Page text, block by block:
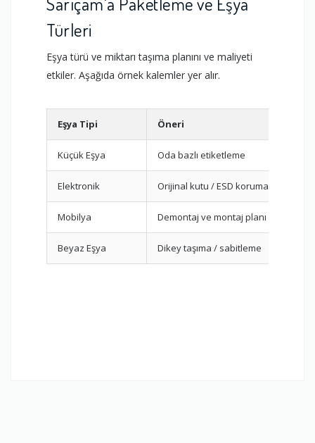
Türleri
Eşya türü ve miktarı taşıma planını ve maliyeti
etkiler. Aşağıda örnek kalemler yer alır.
Eşya Tipi Öneri
Küçük Eşya Oda bazlı etiketleme
Elektronik Orijinal kutu / ESD koruma
Mobilya Demontaj ve montaj planı
Beyaz Eşya Dikey taşıma / sabitleme